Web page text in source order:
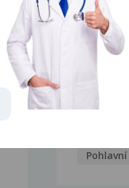
HPV
Dobrý
přivezla z
HPV
Dobrý
dá vyliečiť